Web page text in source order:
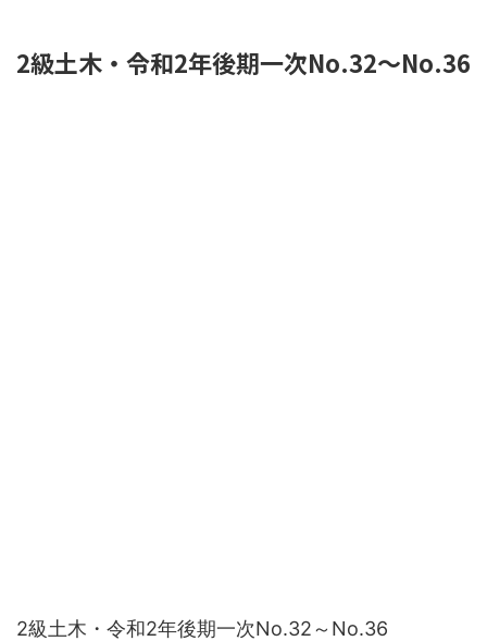
2級土木・令和2年後期一次No.32～No.36
2級土木・令和2年後期一次No.32～No.36